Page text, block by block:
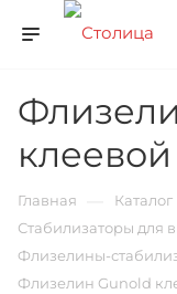
Главная Каталог
Стабилизаторы
Флизелины-
Флизелин Gunold